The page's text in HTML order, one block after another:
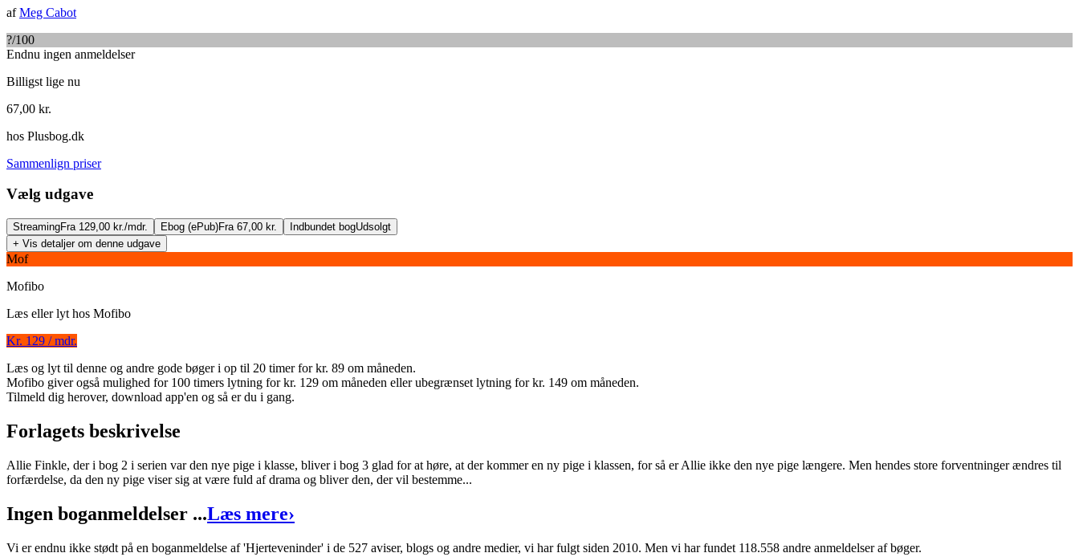
afMeg Cabot
?/100
Endnu ingen anmeldelser
Billigst lige nu
67,00 kr.
hos Plusbog.dk
Sammenlign priser
Vælg udgave
StreamingFra 129,00 kr./mdr. Ebog (ePub)Fra 67,00 kr. Indbundet bogUdsolgt
+ Vis detaljer om denne udgave
Hjerteveninder
Forfatter:Meg Cabot
Oversat af Vibeke Nielsen
Sider:150
ISBN:9788711406069
Mof
Mofibo
Læs eller lyt hos Mofibo
Kr. 129 / mdr.
Læs og lyt til denne og andre gode bøger i op til 20 timer for kr. 89 om måneden.
Mofibo giver også mulighed for 100 timers lytning for kr. 129 om måneden eller ubegrænset lytning for kr. 149 om måneden.
Tilmeld dig herover, download app'en og så er du i gang.
Forlagets beskrivelse
Allie Finkle, der i bog 2 i serien var den nye pige i klasse, bliver i bog 3 glad for at høre, at der kommer en ny pige i klassen, for så er Allie ikke den nye pige længere. Men hendes store forventninger ændres til
forfærdelse, da den ny pige viser sig at være fuld af drama og bliver den, der vil bestemme...
Ingen boganmeldelser ...Læs mere›
Vi er endnu ikke stødt på en boganmeldelse af 'Hjerteveninder' i de 527 aviser, blogs og andre medier, vi har fulgt siden 2010. Men vi har fundet 118.558 andre anmeldelser af bøger.